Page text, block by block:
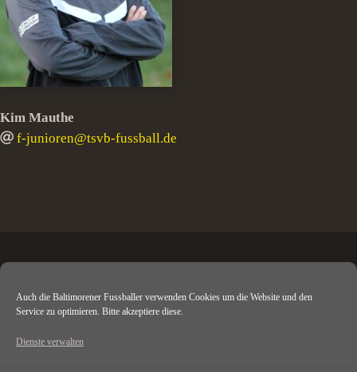
Auch die Baltimorener Fussballer verwenden Cookies um die Website und den
Service zu optimieren. Bitte akzeptiere diese.
Dienste verwalten
Kim Mauthe
f-junioren@tsvb-fussball.de
TSV Baltmannsweiler e. V.